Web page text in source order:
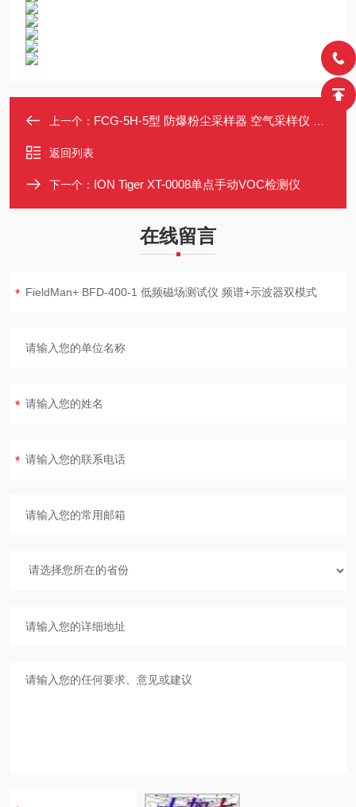
上一个： FCG-5H-5型 防爆粉尘采样器 空气采样仪 便携式电子恒流 多模式定时
返回列表
下一个： ION Tiger XT-0008单点手动VOC检测仪
在线留言